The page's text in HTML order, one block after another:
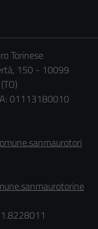
Torinese
150 - 10099
01113180010